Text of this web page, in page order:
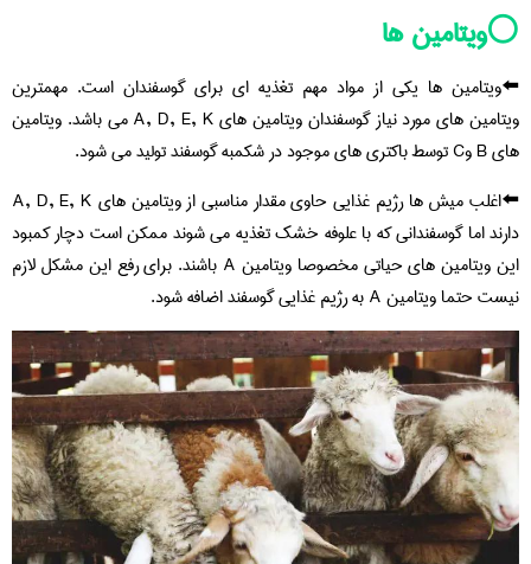
⚪️ویتامین ها
⬅️ویتامین ها یکی از مواد مهم تغذیه ای برای گوسفندان است. مهمترین
ویتامین های مورد نیاز گوسفندان ویتامین های A, D, E, K می باشد. ویتامین
های B وC توسط باکتری های موجود در شکمبه گوسفند تولید می شود.
⬅️اغلب میش ها رژیم غذایی حاوی مقدار مناسبی از ویتامین های A, D, E, K
دارند اما گوسفندانی که با علوفه خشک تغذیه می شوند ممکن است دچار کمبود
این ویتامین های حیاتی مخصوصا ویتامین A باشند. برای رفع این مشکل لازم
نیست حتما ویتامین A به رژیم غذایی گوسفند اضافه شود.